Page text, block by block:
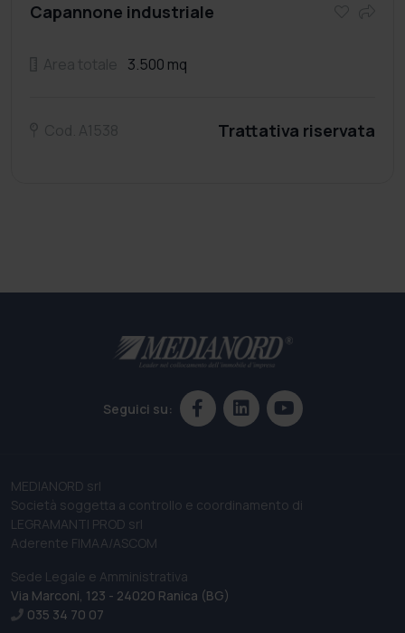
Capannone industriale
3.500 mq
Trattativa riservata
Seguici su:
MEDIANORD srl
Società soggetta a controllo e coordinamento di
LEGRAMANTI PROD srl
Aderente FIMAA/ASCOM
Sede Legale e Amministrativa
Via Marconi, 123 - 24020 Ranica (BG)
035 34 70 07